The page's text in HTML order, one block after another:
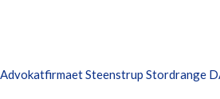
Advokatfirmaet Steenstrup Stordrange